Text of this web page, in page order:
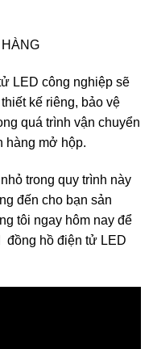
LED công nghiệp sẽ
kế riêng, bảo vệ
quá trình vận chuyển
hàng mở hộp.
trong quy trình này
đến cho bạn sản
tôi ngay hôm nay để
đồng hồ điện tử LED